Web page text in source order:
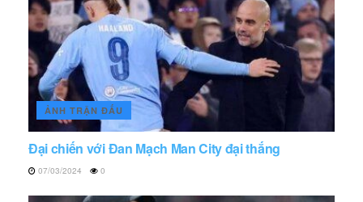
ẢNH TRẬN ĐẤU
Đại chiến với Đan Mạch Man City đại thắng
07/03/2024 0